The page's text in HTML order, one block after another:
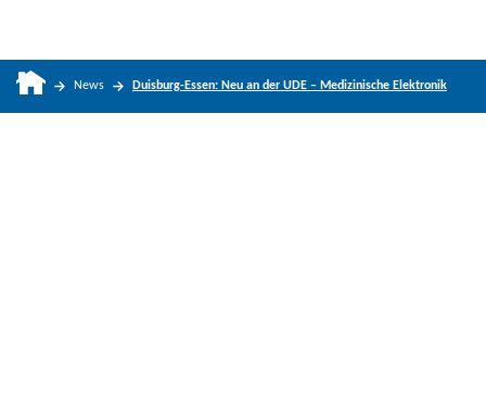
News Duisburg-Essen: Neu an der UDE – Medizinische Elektronik